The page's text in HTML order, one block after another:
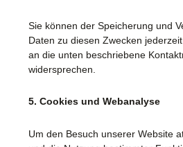
Sie können der Speicherung und
Daten zu diesen Zwecken
an die unten beschriebene
widersprechen.
5. Cookies und Webanalyse
Um den Besuch unserer Website